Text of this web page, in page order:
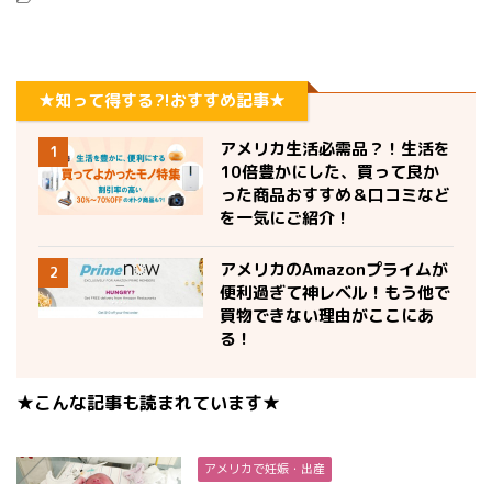
★知って得する?!おすすめ記事★
1
アメリカ生活必需品？！生活を
10倍豊かにした、買って良か
った商品おすすめ＆口コミなど
を一気にご紹介！
2
アメリカのAmazonプライムが
便利過ぎて神レベル！もう他で
買物できない理由がここにあ
る！
★こんな記事も読まれています★
アメリカで妊娠・出産